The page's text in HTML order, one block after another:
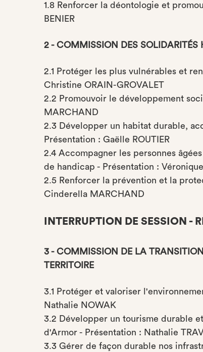
1.8 Renforcer la déontologie et
BENIER
2 - COMMISSION DES SOLIDARITÉS
2.1 Protéger les plus vulnérables et
Christine ORAIN-GROVALET
2.2 Promouvoir le développement
MARCHAND
2.3 Développer un habitat durable,
Présentation : Gaëlle ROUTIER
2.4 Accompagner les personnes
de handicap - Présentation :
2.5 Renforcer la prévention et la
Cinderella MARCHAND
INTERRUPTION DE SESSION -
3 - COMMISSION DE LA
TERRITOIRE
3.1 Protéger et valoriser
Nathalie NOWAK
3.2 Développer un tourisme durable
d'Armor - Présentation : Nathalie
3.3 Gérer de façon durable nos